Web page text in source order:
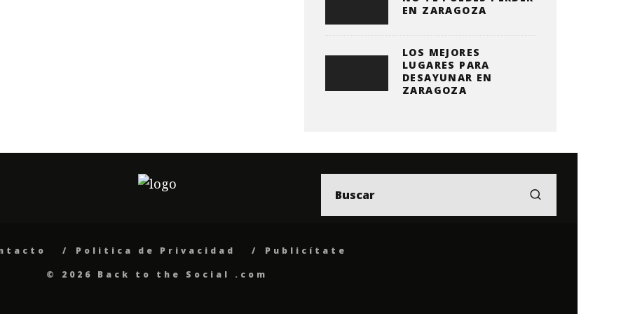
EN ZARAGOZA
LOS MEJORES
LUGARES PARA
DESAYUNAR EN
ZARAGOZA
Politica de Privacidad
Publicítate
© 2026 Back to the Social .com